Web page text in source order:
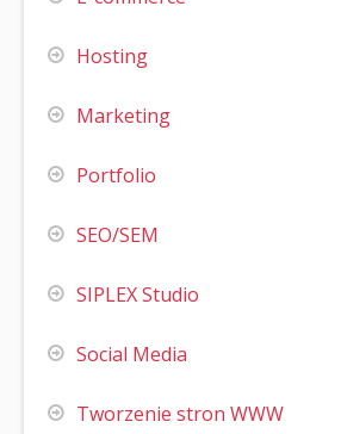
Hosting
Marketing
Portfolio
SEO/SEM
SIPLEX Studio
Social Media
Tworzenie stron WWW